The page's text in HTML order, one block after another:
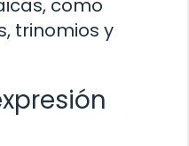
como
trinomios y